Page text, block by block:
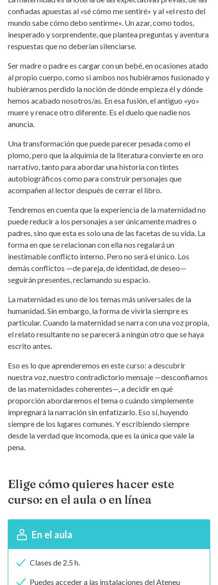
confiadas apuestas al «sé cómo me sentiré» y al «el resto del
mundo sabe cómo debo sentirme». Un azar, como todos,
inesperado y sorprendente, que plantea preguntas y aventura
respuestas que no deberían silenciarse.
Ser madre o padre es cargar con un bebé, en ocasiones atado
al propio cuerpo, como si ambos nos hubiéramos fusionado y
hubiéramos perdido la noción de dónde empieza él y dónde
hemos acabado nosotros/as. En esa fusión, el antiguo «yo»
muere y renace otro diferente. Es el duelo que nadie nos
anuncia.
Una transformación que puede parecer pesada como el
plomo, pero que la alquimia de la literatura convierte en oro
narrativo, tanto para abordar una historia con tintes
autobiográficos como para construir personajes que
acompañen al lector después de cerrar el libro.
Tendremos en cuenta que la experiencia de la maternidad no
puede reducir a los personajes a ser únicamente madres o
padres, sino que esta es solo una de las facetas de su vida. La
forma en que se relacionan con ella nos regalará un
inestimable conflicto interno. Pero no será el único. Los
demás conflictos —de pareja, de identidad, de deseo—
seguirán presentes, reclamando su espacio.
La maternidad es uno de los temas más universales de la
humanidad. Sin embargo, la forma de vivirla siempre es
particular. Cuando la maternidad se narra con una voz propia,
el relato resultante no se parecerá a ningún otro que se haya
escrito antes.
Eso es lo que aprenderemos en este curso: a descubrir
nuestra voz, nuestro contradictorio mensaje —desconfiamos
de las maternidades coherentes—, a decidir en qué
proporción abordaremos el tema o cuándo simplemente
impregnará la narración sin enfatizarlo. Eso sí, huyendo
siempre de los lugares comunes. Y escribiendo siempre
desde la verdad que incomoda, que es la única que vale la
pena.
Elige cómo quieres hacer este
curso: en el aula o en línea
En el aula
Clases de 2.5 h.
Puedes acceder a las instalaciones del Ateneu